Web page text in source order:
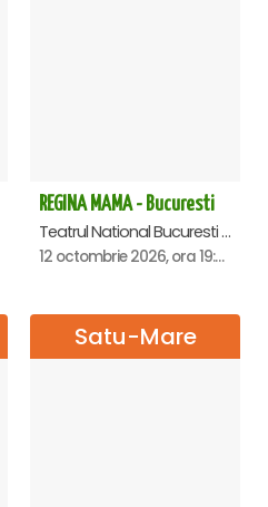
REGINA MAMA - Bucuresti
Teatrul National Bucuresti - Sala Ion Caramitru, Bucuresti
12 octombrie 2026, ora 19:00
Satu-Mare